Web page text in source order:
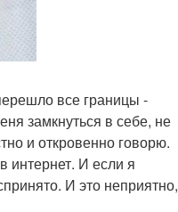
все границы -
замкнуться в себе, не
и откровенно говорю.
интернет. И если я
И это неприятно,